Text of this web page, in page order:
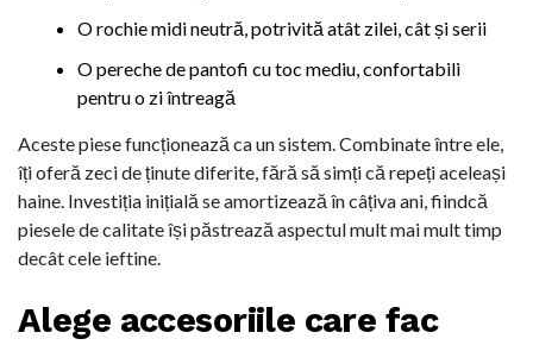
O rochie midi neutră, potrivită atât zilei, cât și serii
O pereche de pantofi cu toc mediu, confortabili
pentru o zi întreagă
Aceste piese funcționează ca un sistem. Combinate între ele,
îți oferă zeci de ținute diferite, fără să simți că repeți aceleași
haine. Investiția inițială se amortizează în câțiva ani, fiindcă
piesele de calitate își păstrează aspectul mult mai mult timp
decât cele ieftine.
Alege accesoriile care fac